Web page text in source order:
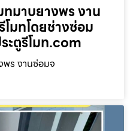
ทมาบยางพร งาน
มทโดยช่างซ่อม
ะตูรีโมท.com
พร งานซ่อมจ